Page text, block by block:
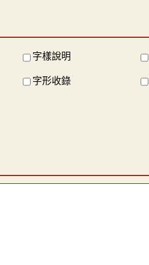
字樣說明
字形收錄